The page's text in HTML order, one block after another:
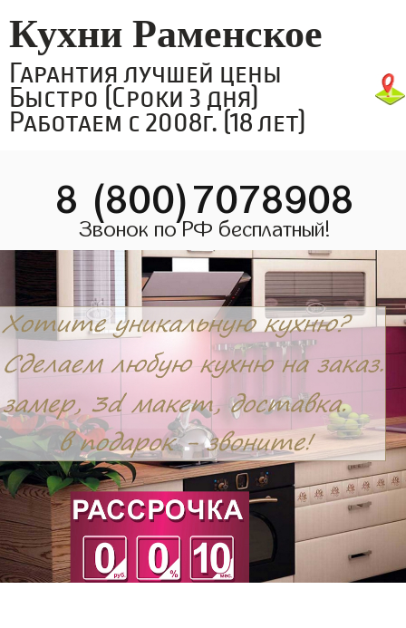
Кухни Раменское
Гарантия лучшей цены
Быстро (Сроки 3 дня)
Работаем с 2008г. (18 лет)
8 (800)7078908
Звонок по РФ бесплатный!